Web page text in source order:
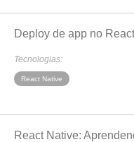
Deploy de app no
Tecnologias:
React Native
React Native: